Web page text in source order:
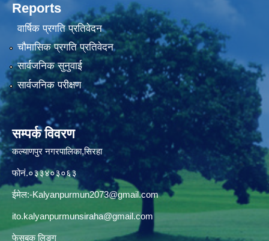
Reports
वार्षिक प्रगति प्रतिवेदन
चौमासिक प्रगति प्रतिवेदन
सार्वजनिक सुनुवाई
सार्वजनिक परीक्षण
सम्पर्क विवरण
कल्याणपुर नगरपालिका,सिरहा
फोनं.०३३४०३०६३
ईमेल:-Kalyanpurmun2073@gmail.com
ito.kalyanpurmunsiraha@gmail.com
फेसबुक लिङ्ग